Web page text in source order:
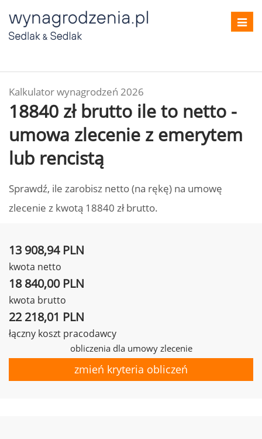
Kalkulator wynagrodzeń 2026
18840 zł brutto ile to netto -
umowa zlecenie z emerytem
lub rencistą
Sprawdź, ile zarobisz netto (na rękę) na umowę
zlecenie z kwotą 18840 zł brutto.
13 908,94 PLN
kwota netto
18 840,00 PLN
kwota brutto
22 218,01 PLN
łączny koszt pracodawcy
obliczenia dla umowy zlecenie
zmień kryteria obliczeń